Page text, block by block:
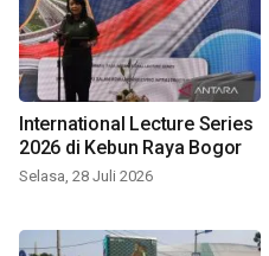
International Lecture Series
2026 di Kebun Raya Bogor
Selasa, 28 Juli 2026